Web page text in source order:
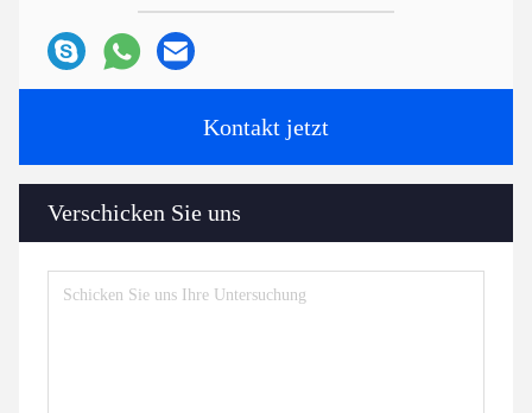
Kontakt jetzt
Verschicken Sie uns